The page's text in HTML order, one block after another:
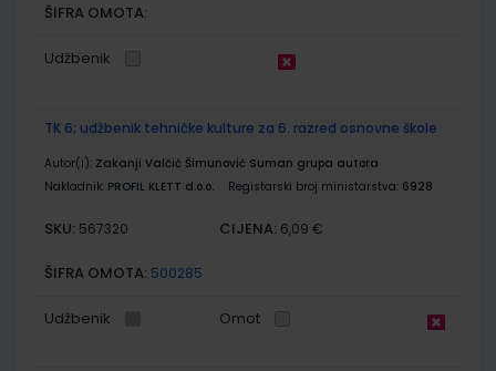
ŠIFRA OMOTA:
Udžbenik
TK 6; udžbenik tehničke kulture za 6. razred osnovne škole
Autor(i): Zakanji Valčić Šimunović Suman grupa autora
Nakladnik: PROFIL KLETT d.o.o. Registarski broj ministarstva: 6928
SKU: 567320 CIJENA: 6,09 €
ŠIFRA OMOTA: 500285
Udžbenik Omot